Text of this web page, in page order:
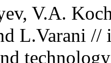
V.A.
L.Varani //